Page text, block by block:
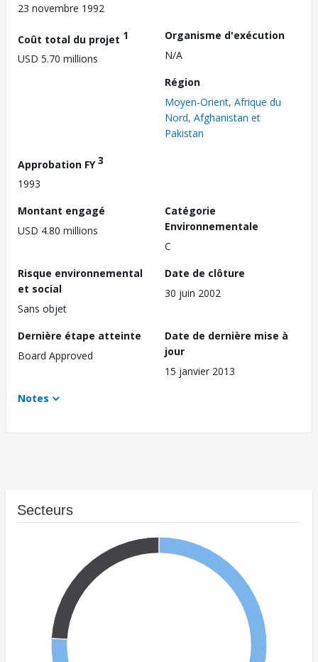
23 novembre 1992
Coût total du projet 1
USD 5.70 millions
Organisme d'exécution
N/A
Région
Moyen-Orient, Afrique du
Nord, Afghanistan et
Pakistan
Approbation FY3
1993
Montant engagé
USD 4.80 millions
Catégorie
Environnementale
C
Risque environnemental
et social
Sans objet
Date de clôture
30 juin 2002
Dernière étape atteinte
Board Approved
Date de dernière mise à
jour
15 janvier 2013
Notes
Secteurs